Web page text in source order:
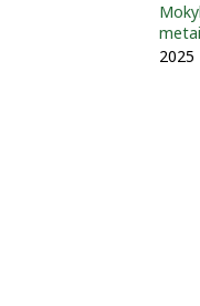
metai
2025